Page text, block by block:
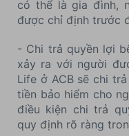
có thể là gia đình,
được chỉ định trước
- Chi trả quyền lợi
xảy ra với người
Life ở ACB sẽ chi
tiền bảo hiểm cho
điều kiện chi trả
quy định rõ ràng